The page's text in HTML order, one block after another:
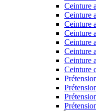
Ceinture
Ceinture
Ceinture
Ceinture
Ceinture
Ceinture
Ceinture
Ceinture